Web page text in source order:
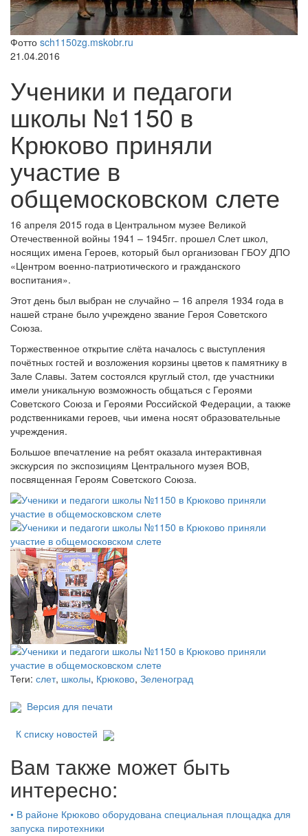
Фотто sch1150zg.mskobr.ru
21.04.2016
Ученики и педагоги
школы №1150 в
Крюково приняли
участие в
общемосковском слете
16 апреля 2015 года в Центральном музее Великой
Отечественной войны 1941 – 1945гг. прошел Слет школ,
носящих имена Героев, который был организован ГБОУ ДПО
«Центром военно-патриотического и гражданского
воспитания».
Этот день был выбран не случайно – 16 апреля 1934 года в
нашей стране было учреждено звание Героя Советского
Союза.
Торжественное открытие слёта началось с выступления
почётных гостей и возложения корзины цветов к памятнику в
Зале Славы. Затем состоялся круглый стол, где участники
имели уникальную возможность общаться с Героями
Советского Союза и Героями Российской Федерации, а также
родственниками героев, чьи имена носят образовательные
учреждения.
Большое впечатление на ребят оказала интерактивная
экскурсия по экспозициям Центрального музея ВОВ,
посвященная Героям Советского Союза.
Теги: слет, школы, Крюково, Зеленоград
Версия для печати
К списку новостей
Вам также может быть
интересно:
• В районе Крюково оборудована специальная площадка для
запуска пиротехники